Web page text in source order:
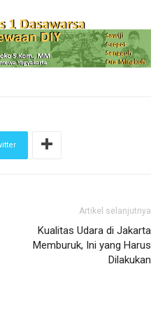
Artikel selanjutnya
Kualitas Udara di Jakarta
Memburuk, Ini yang Harus
Dilakukan